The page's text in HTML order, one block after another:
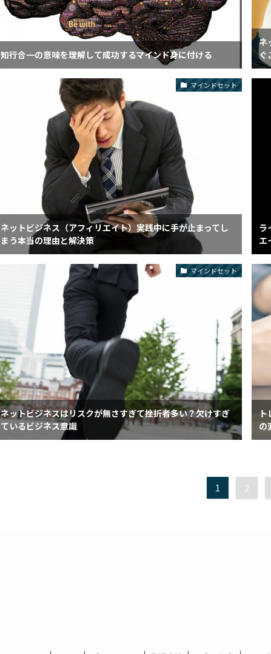
知行合一の意味を理解して成功するマインド身に付ける
ネ
ぐ
マインドセット
ネットビジネス（アフィリエイト）実践中に手が止まってし
まう本当の理由と解決策
ラ
エ
マインドセット
ネットビジネスはリスクが無さすぎて挫折者多い？欠けすぎ
ているビジネス意識
の
1 2